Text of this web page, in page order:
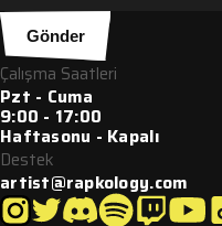
Gönder
Çalışma Saatleri
Pzt - Cuma
9:00 - 17:00
Haftasonu - Kapalı
Destek
artist@rapkology.com